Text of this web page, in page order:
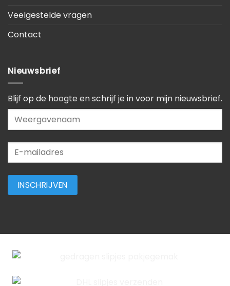
Veelgestelde vragen
Contact
Nieuwsbrief
Blijf op de hoogte en schrijf je in voor mijn nieuwsbrief.